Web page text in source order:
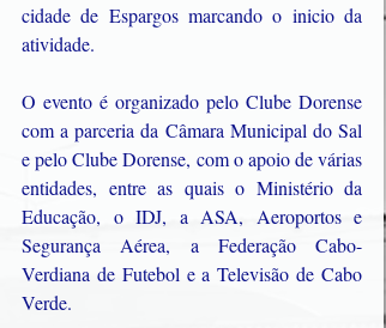
cidade de Espargos marcando o inicio da
atividade.
O evento é organizado pelo Clube Dorense
com a parceria da Câmara Municipal do Sal
e pelo Clube Dorense, com o apoio de várias
entidades, entre as quais o Ministério da
Educação, o IDJ, a ASA, Aeroportos e
Segurança Aérea, a Federação Cabo-
Verdiana de Futebol e a Televisão de Cabo
Verde.